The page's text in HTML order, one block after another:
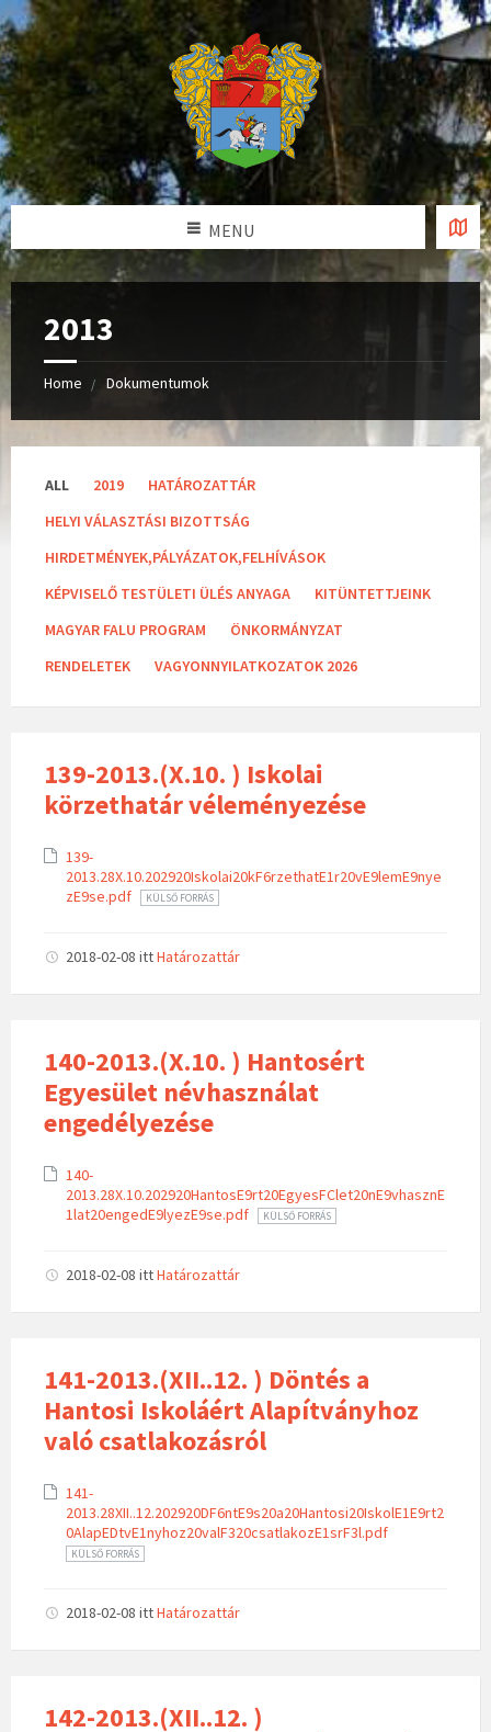
MENU
2013
Home Dokumentumok
C
t
g
o
r
i
e
s
:
ALL 2019
HATÁROZATTÁR
HELYI VÁLASZTÁSI BIZOTTSÁG
HIRDETMÉNYEK,PÁLYÁZATOK,FELHÍVÁSOK
KÉPVISELŐ TESTÜLETI ÜLÉS ANYAGA
KITÜNTETTJEINK
MAGYAR FALU PROGRAM
ÖNKORMÁNYZAT
RENDELETEK
VAGYONNYILATKOZATOK 2026
139-2013.(X.10. ) Iskolai
körzethatár véleményezése
139-
2013.28X.10.202920Iskolai20kF6rzethatE1r20vE9lemE9nye
zE9se.pdf
KÜLSŐ FORRÁS
2018-02-08 ittHatározattár
140-2013.(X.10. ) Hantosért
Egyesület névhasználat
engedélyezése
140-
2013.28X.10.202920HantosE9rt20EgyesFClet20nE9vhasznE
1lat20engedE9lyezE9se.pdf
KÜLSŐ FORRÁS
2018-02-08 ittHatározattár
141-2013.(XII..12. ) Döntés a
Hantosi Iskoláért Alapítványhoz
való csatlakozásról
141-
2013.28XII..12.202920DF6ntE9s20a20Hantosi20IskolE1E9rt2
0AlapEDtvE1nyhoz20valF320csatlakozE1srF3l.pdf
KÜLSŐ FORRÁS
2018-02-08 ittHatározattár
142-2013.(XII..12. )